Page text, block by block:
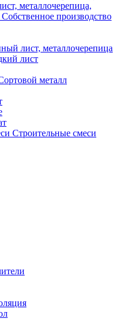
металлочерепица,
производство
лист, металлочерепица
лист
металл
Строительные смеси